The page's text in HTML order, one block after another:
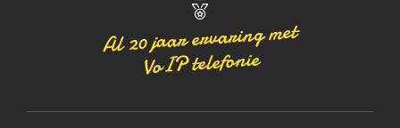
Al 20 jaar ervaring met
VoIP telefonie